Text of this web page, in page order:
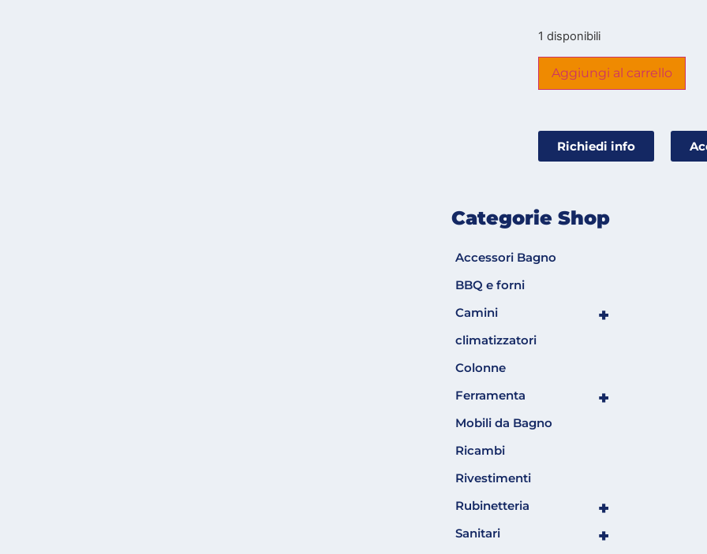
1 disponibili
Aggiungi al carrello
Richiedi info
Categorie Shop
Accessori Bagno
BBQ e forni
+
Camini
climatizzatori
Colonne
+
Ferramenta
Mobili da Bagno
Ricambi
Rivestimenti
+
Rubinetteria
+
Sanitari